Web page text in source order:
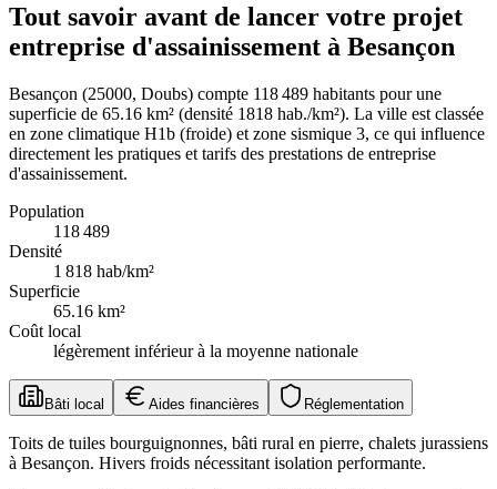
Tout savoir avant de lancer votre projet
entreprise d'assainissement à Besançon
Besançon (25000, Doubs) compte 118 489 habitants pour une
superficie de 65.16 km² (densité 1818 hab./km²). La ville est classée
en zone climatique H1b (froide) et zone sismique 3, ce qui influence
directement les pratiques et tarifs des prestations de entreprise
d'assainissement.
Population
118 489
Densité
1 818 hab/km²
Superficie
65.16 km²
Coût local
légèrement inférieur à la moyenne nationale
Bâti local Aides financières Réglementation
Toits de tuiles bourguignonnes, bâti rural en pierre, chalets jurassiens
à Besançon. Hivers froids nécessitant isolation performante.